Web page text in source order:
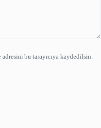
bu tarayıcıya kaydedilsin.